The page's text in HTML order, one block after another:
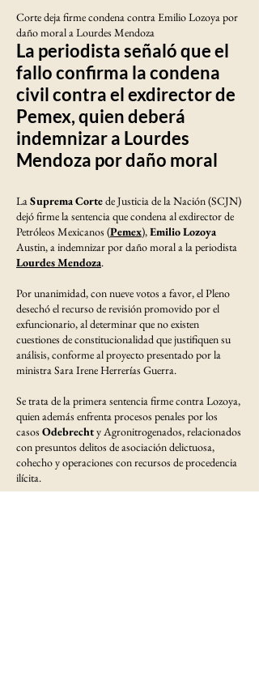
Corte deja firme condena contra Emilio Lozoya por
daño moral a Lourdes Mendoza
La periodista señaló que el
fallo confirma la condena
civil contra el exdirector de
Pemex, quien deberá
indemnizar a Lourdes
Mendoza por daño moral
LaSuprema Cortede Justicia de la Nación (SCJN)
dejó firme la sentencia que condena al exdirector de
Petróleos Mexicanos (Pemex),Emilio Lozoya
Austin, a indemnizar por daño moral a la periodista
Lourdes Mendoza.
Por unanimidad, con nueve votos a favor, el Pleno
desechó el recurso de revisión promovido por el
exfuncionario, al determinar que no existen
cuestiones de constitucionalidad que justifiquen su
análisis, conforme al proyecto presentado por la
ministra Sara Irene Herrerías Guerra.
Se trata de la primera sentencia firme contra Lozoya,
quien además enfrenta procesos penales por los
casos Odebrechty Agronitrogenados, relacionados
con presuntos delitos de asociación delictuosa,
cohecho y operaciones con recursos de procedencia
ilícita.